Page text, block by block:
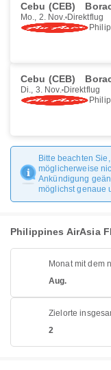
Cebu (CEB)
Mo., 2. Nov. Direktflug
Cebu (CEB)
Di., 3. Nov. Direktflug
Bitte beachten
möglicherweise
Ankündigung
möglichst genaue
Philippines AirAsia
Monat mit dem
Aug.
Zielorte
2